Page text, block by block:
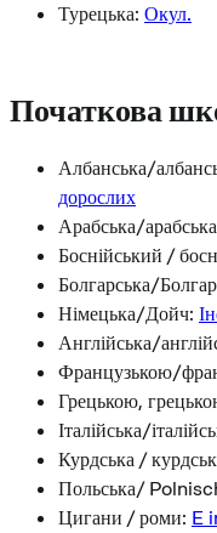
Турецька: Окул.
Початкова
Албанська/
дорослих
Арабська/
Боснійський /
Болгарська/
Німецька/Дойч:
Англійська/
Французькою/
Грецькою,
Італійська/
Курдська /
Польська/
Цигани / роми: E